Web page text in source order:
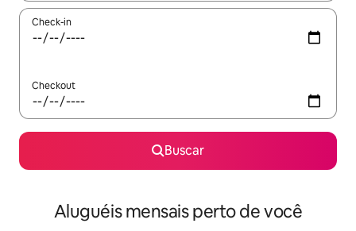
Check-in
Checkout
Buscar
Aluguéis mensais perto de você